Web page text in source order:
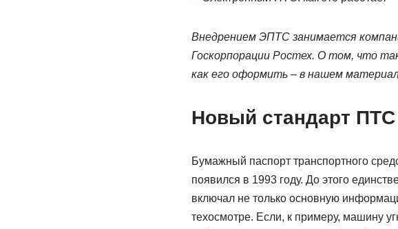
Внедрением ЭПТС занимается
Госкорпорации Ростех. О том, что
как его оформить – в нашем
Новый стандарт ПТС
Бумажный паспорт транспортного
появился в 1993 году. До этого
включал не только основную
техосмотре. Если, к примеру, машину